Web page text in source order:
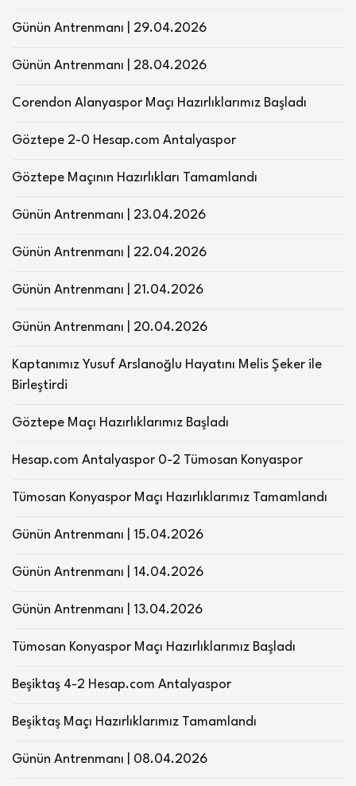
Günün Antrenmanı | 29.04.2026
Günün Antrenmanı | 28.04.2026
Corendon Alanyaspor Maçı Hazırlıklarımız Başladı
Göztepe 2-0 Hesap.com Antalyaspor
Göztepe Maçının Hazırlıkları Tamamlandı
Günün Antrenmanı | 23.04.2026
Günün Antrenmanı | 22.04.2026
Günün Antrenmanı | 21.04.2026
Günün Antrenmanı | 20.04.2026
Kaptanımız Yusuf Arslanoğlu Hayatını Melis Şeker ile
Birleştirdi
Göztepe Maçı Hazırlıklarımız Başladı
Hesap.com Antalyaspor 0-2 Tümosan Konyaspor
Tümosan Konyaspor Maçı Hazırlıklarımız Tamamlandı
Günün Antrenmanı | 15.04.2026
Günün Antrenmanı | 14.04.2026
Günün Antrenmanı | 13.04.2026
Tümosan Konyaspor Maçı Hazırlıklarımız Başladı
Beşiktaş 4-2 Hesap.com Antalyaspor
Beşiktaş Maçı Hazırlıklarımız Tamamlandı
Günün Antrenmanı | 08.04.2026